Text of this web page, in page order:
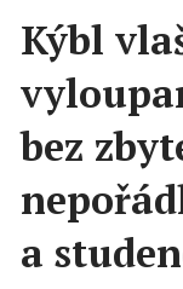
Kýbl
bez
a